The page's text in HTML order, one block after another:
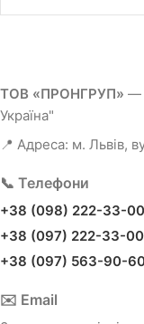
ТОВ «ПРОНГРУП» —
Україна"
📍 Адреса: м. Львів,
📞 Телефони
+38 (098) 222-33-00
+38 (097) 222-33-00
+38 (097) 563-90-
✉️ Email